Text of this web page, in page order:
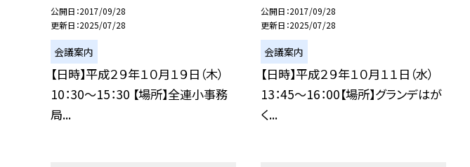
公開日 2017/09/28
更新日 2025/07/28
会議案内
【日時】平成２９年１０月１９日（木）
10：30〜15：30 【場所】全連小事務
局...
公開日 2017/09/28
更新日 2025/07/28
会議案内
【日時】平成２９年１０月１１日（水）
13：45〜16：00【場所】グランデはが
く...